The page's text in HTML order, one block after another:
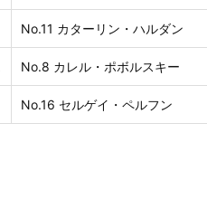
No.11 カターリン・ハルダン
No.8 カレル・ポボルスキー
No.16 セルゲイ・ペルフン